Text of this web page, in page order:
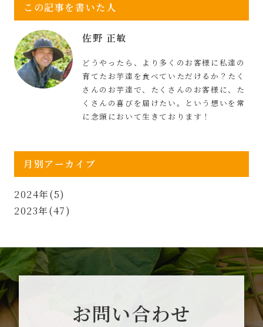
この記事を書いた人
佐野 正敏
どうやったら、より多くのお客様に私達の
育てたお芋達を食べていただけるか？たく
さんのお芋達で、たくさんのお客様に、た
くさんの喜びを届けたい。という想いを常
に念頭において生きております！
月別アーカイブ
2024年(5)
2023年(47)
お問い合わせ